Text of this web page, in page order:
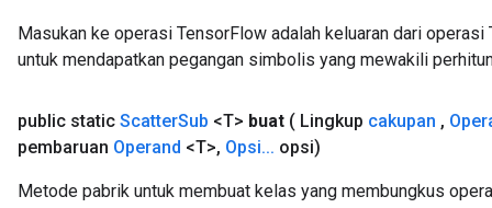
Masukan ke operasi TensorFlow adalah keluaran dari
untuk mendapatkan pegangan simbolis yang mewakili
public static ScatterSub <T> buat ( Lingkup cakupan ,
pembaruan Operand <T>, Opsi... opsi)
Metode pabrik untuk membuat kelas yang membungkus